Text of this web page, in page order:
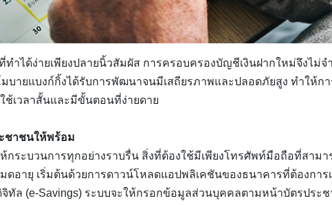
ทำได้ง่ายเพียงปลายนิ้วสัมผัส การครอบครองบัญชีเงินฝากใหม่จึงไม่จ
บายแบงก์กิ้งได้รับการพัฒนาจนมีเสถียรภาพและปลอดภัยสูง ทำให้กา
เวลาสั้นและมีขั้นตอนที่ง่ายดาย
ชาชนให้พร้อม
กระบวนการทุกอย่างราบรื่น สิ่งที่ต้องใช้มีเพียงโทรศัพท์มือถือที่สาม
อายุ เริ่มต้นด้วยการดาวน์โหลดแอปพลิเคชันของธนาคารที่ต้องการ
ล (e-Savings) ระบบจะให้กรอกข้อมูลส่วนบุคคลตามหน้าบัตรประช